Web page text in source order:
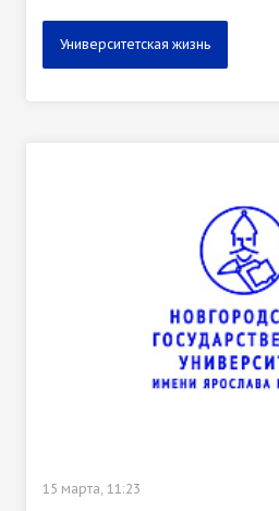
Университетская жизнь
15 марта, 11:23